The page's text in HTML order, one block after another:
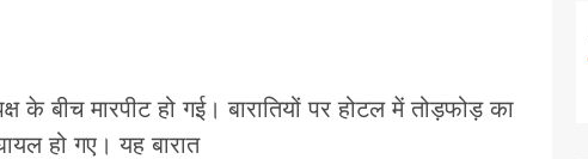
के बीच मारपीट हो गई। बारातियों पर होटल में तोड़फोड़ का
हो गए। यह बारात